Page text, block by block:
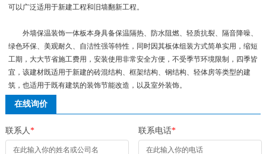
可以广泛适用于新建工程和旧墙翻新工程。
外墙保温装饰一体板本身具备保温隔热、防水阻燃、轻质抗裂、隔音降噪、
绿色环保、美观耐久、自洁性强等特性，同时因其板体组装方式简单实用，缩短
工期，大大节省施工费用，安装使用非常安全方便，不受季节环境限制，四季皆
宜，该建材既适用于新建的砖混结构、框架结构、钢结构、轻体房等类型的建
筑，也适用于既有建筑的装饰节能改造，以及室外装饰。
在线询价
联系人* 联系电话*